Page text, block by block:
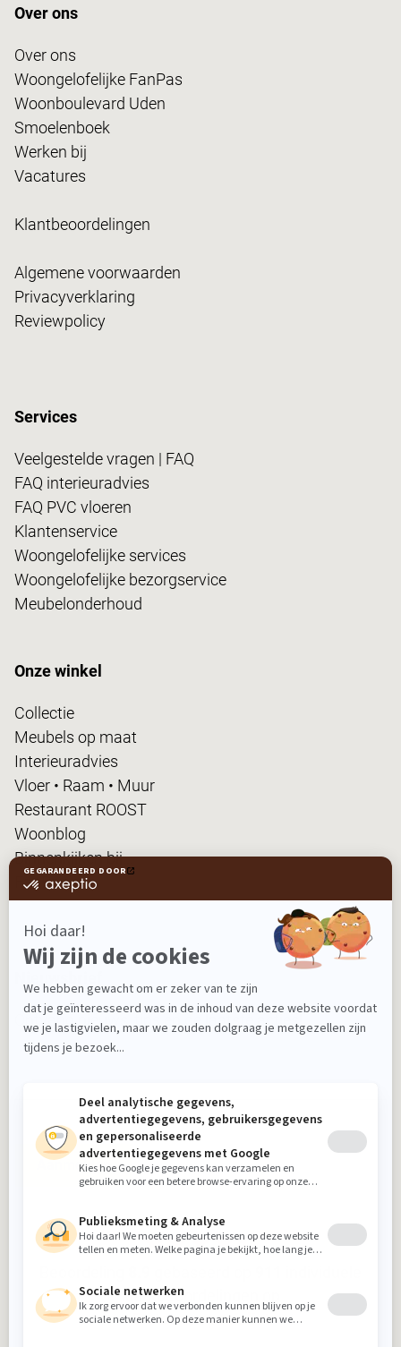
Over ons
Over ons
Woongelofelijke FanPas
Woonboulevard Uden
Smoelenboek
Werken bij
Vacatures
Klantbeoordelingen
Algemene voorwaarden
Privacyverklaring
Reviewpolicy
Services
Veelgestelde vragen | FAQ
FAQ interieuradvies
FAQ PVC vloeren
Klantenservice
Woongelofelijke services
Woongelofelijke bezorgservice
Meubelonderhoud
Onze winkel
Collectie
Meubels op maat
Interieuradvies
Vloer • Raam • Muur
Restaurant ROOST
Woonblog
Binnenkijken bij...
FanPas
Ontvang nieuws, tips en de laatste acties!
Aanmelden
klantbeoordelingen op
5-sterrenspecialist